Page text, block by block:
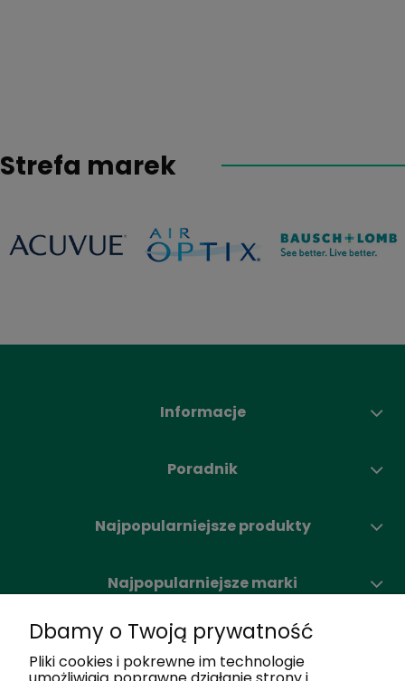
Strefa marek
Informacje
Poradnik
Najpopularniejsze produkty
Najpopularniejsze marki
Moje konto
Dbamy o Twoją prywatność
Pliki cookies i pokrewne im technologie